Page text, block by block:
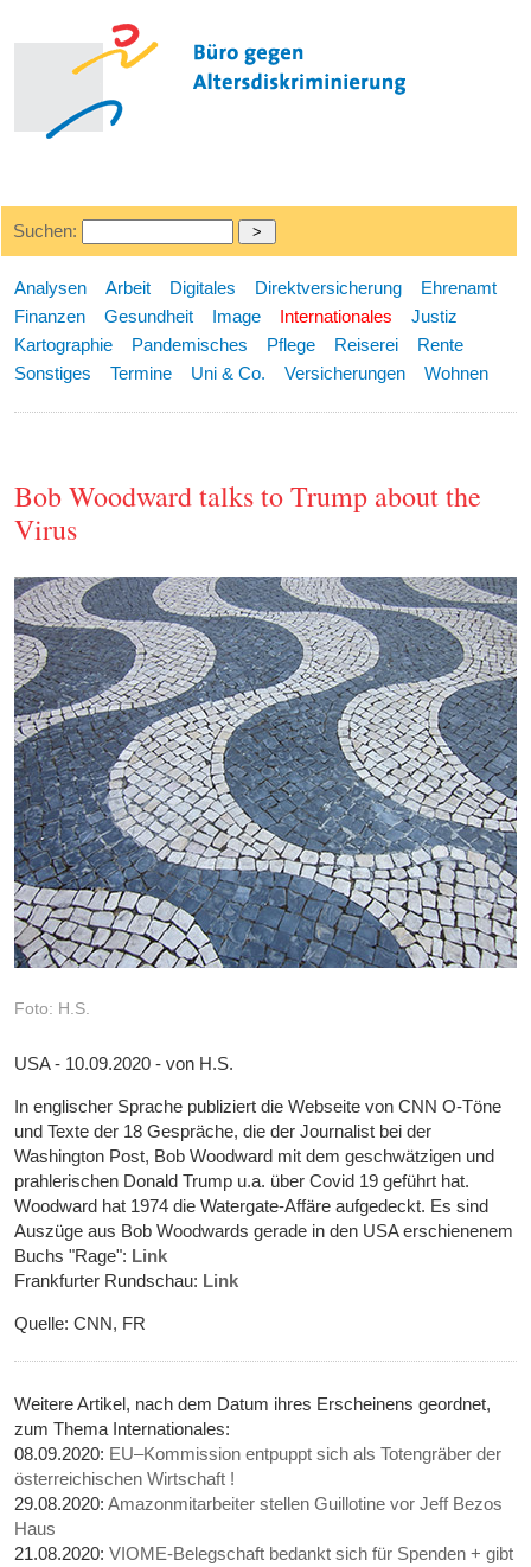
Suchen:
Analysen Arbeit Digitales Direktversicherung
Ehrenamt
Finanzen
Gesundheit Image Internationales
Justiz
Kartographie
Pandemisches Pflege Reiserei
Rente
Sonstiges
Termine Uni & Co. Versicherungen Wohnen
Bob Woodward talks to Trump about the
Virus
Foto: H.S.
USA - 10.09.2020 - von H.S.
In englischer Sprache publiziert die Webseite von CNN O-Töne
und Texte der 18 Gespräche, die der Journalist bei der
Washington Post, Bob Woodward mit dem geschwätzigen und
prahlerischen Donald Trump u.a. über Covid 19 geführt hat.
Woodward hat 1974 die Watergate-Affäre aufgedeckt. Es sind
Auszüge aus Bob Woodwards gerade in den USA erschienenem
Buchs "Rage": Link
Frankfurter Rundschau: Link
Quelle: CNN, FR
Weitere Artikel, nach dem Datum ihres Erscheinens geordnet,
zum Thema Internationales:
08.09.2020: EU–Kommission entpuppt sich als Totengräber der
österreichischen Wirtschaft !
29.08.2020:Amazonmitarbeiter stellen Guillotine vor Jeff Bezos
Haus
21.08.2020:VIOME-Belegschaft bedankt sich für Spenden + gibt